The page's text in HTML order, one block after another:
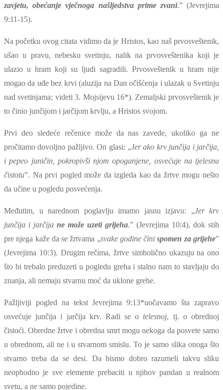
zavjetu, obećanje vječnoga našljedstva prime zvani.” (Jevrejima
9:11-15).
Na početku ovog citata vidimo da je Hristos, kao naš prvosveštenik,
ušao u pravu, nebesku svetinju, nalik na prvosveštenika koji je
ulazio u hram koji su ljudi sagradili. Prvosveštenik u hram nije
mogao da uđe bez krvi (aluzija na Dan očišćenja i ulazak u Svetinju
nad svetinjama; videti 3. Mojsijevu 16*). Zemaljski prvosveštenik je
to činio junčijom i jarčijom krvlju, a Hristos svojom.
Prvi deo sledeće rečenice može da nas zavede, ukoliko ga ne
pročitamo dovoljno pažljivo. On glasi: „Jer ako krv junčija i jarčija,
i pepeo juničin, pokropivši njom opoganjene, osvećuje na tjelesnu
čistotu”. Na prvi pogled može da izgleda kao da žrtve mogu nešto
da učine u pogledu posvećenja.
Međutim, u narednom poglavlju imamo jasnu izjavu: „Jer krv
junčija i jarčija ne može uzeti grijeha.” (Jevrejima 10:4), dok stih
pre njega kaže da se žrtvama „svake godine činispomen za grijehe”
(Jevrejima 10:3). Drugim rečima, žrtve simbolično ukazuju na ono
što bi trebalo preduzeti u pogledu greha i stalno nam to stavljaju do
znanja, ali nemaju stvarnu moć da uklone grehe.
Pažljiviji pogled na tekstJevrejima 9:13*uočavamo šta zapravo
osvećuje junčija i jarčija krv. Radi se otelesnoj, tj. o obrednoj
čistoći. Obredne žrtve i obredna smrt mogu nekoga da posvete samo
u obrednom, ali ne i u stvarnom smislu. To je samo slika onoga što
stvarno treba da se desi. Da bismo dobro razumeli takvu sliku
neophodno je sve elemente prebaciti u njihov pandan u realnom
svetu, a ne samo pojedine.